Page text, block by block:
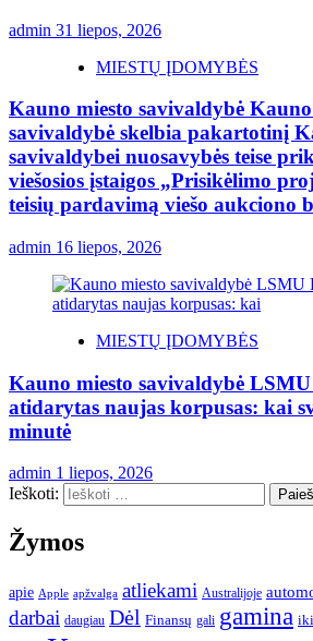
admin 31 liepos, 2026
MIESTŲ ĮDOMYBĖS
Kauno miesto savivaldybė Kauno
savivaldybė skelbia pakartotinį
savivaldybei nuosavybės teise
viešosios įstaigos „Prisikėlimo
teisių pardavimą viešo aukciono
admin 16 liepos, 2026
MIESTŲ ĮDOMYBĖS
Kauno miesto savivaldybė
atidarytas naujas korpusas: kai
minutė
admin 1 liepos, 2026
Ieškoti:
Žymos
apie Apple apžvalga atliekami Australijoje
darbai daugiau Dėl Finansų gali gamina iki